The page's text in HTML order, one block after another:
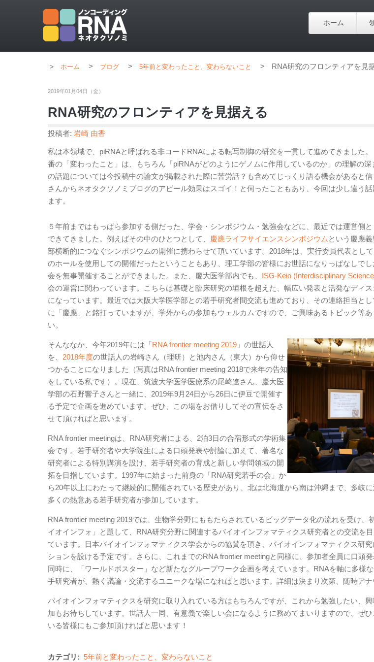
ホーム
ホーム > ブログ > 5年前と変わったこと、変わらないこと > RNA研究のフロンティアを見
2019年01月04日（金）
RNA研究のフロンティアを見据える
投稿者: 岩崎 由香
私は本領域で、piRNAと呼ばれる非コードRNAによる転写制御の研究を一貫して進めてきました
番の「変わったこと」は、もちろん「piRNAがどのようにゲノムに作用しているのか」の理解の深
の話題については今投稿中の論文が掲載された際に苦労話？も含めてじっくり語る機会があると
さんからネオタクソノミブログのアピール効果はスゴイ！と伺ったこともあり、今回は少し違う
ます。
５年前まではもっぱら参加する側だった、学会・シンポジウム・勉強会などに、最近では運営側
できてきました。例えばその中のひとつとして、
慶應ライフサイエンスシンポジウム という慶應
部横断的につなぐシンポジウムの開催に携わらせて頂いています。2018年は、実行委員代表とし
のホールを使用しての開催だったということもあり、理工学部の皆様にお世話になりっぱなしで
会を無事開催することができました。また、慶大医学部内でも、 ISG-Keio (Interdisciplinary
会の運営に関わっています。こちらは基礎と臨床研究の垣根を超えた、幅広い発表と活発なディ
になっています。最近では大阪大学医学部との若手研究者間交流も進めており、その連絡担当と
に「慶應」と銘打っていますが、学外からの参加もウェルカムですので、ご興味あるトピック等
い。
そんななか、今年2019年には「RNA frontier meeting 2019 」の世話人
を、 2018年度の世話人の岩崎さん（理研）と池内さん（東大）から仰せ
つかることになりました（写真はRNA frontier meeting 2018で来年の告知
をしている私です）。現在、筑波大学医学医療系の尾崎遼さん、慶大医
学部の石野響子さんと一緒に、2019年9月24日から26日に伊豆で開催す
る予定で企画を進めています。ぜひ、この場をお借りしてその宣伝をさ
せて頂ければと思います。
RNA frontier meetingは、RNA研究者による、2泊3日の合宿形式の学術集
会です。若手研究者や大学院生による口頭発表や討論に加えて、著名な
研究者による特別講演を設け、若手研究者の育成と新しい学問領域の開
拓を目指しています。1997年に始まった前身の「RNA研究若手の会」か
ら20年以上にわたって継続的に開催されている歴史があり、北は北海道から南は沖縄まで、多岐
多くの熱意ある若手研究者が参加しています。
RNA frontier meeting 2019では、生物学分野にももたらされているビッグデータ化の流れを受け、
イオインフォ」と題して、RNA研究分野に関連するバイオインフォマティクス研究者との交流を
ています。日本バイオインフォマティクス学会からの協賛を頂き、バイオインフォマティクス研
ションを設ける予定です。さらに、これまでのRNA frontier meetingと同様に、参加者全員に口頭
同時に、「ワールドポスター」など新たなグループワーク企画を考えています。RNAを軸に多様
手研究者が、熱く議論・交流するユニークな場になればと思います。詳細は決まり次第、随時アナ
バイオインフォマティクスを研究に取り入れている方はもちろんですが、これから勉強したい、
加もお待ちしています。世話人一同、有意義で楽しい会になるように務めてまいりますので、ぜ
いる皆様にもご参加頂ければと思います！
カテゴリ: 5年前と変わったこと、変わらないこと